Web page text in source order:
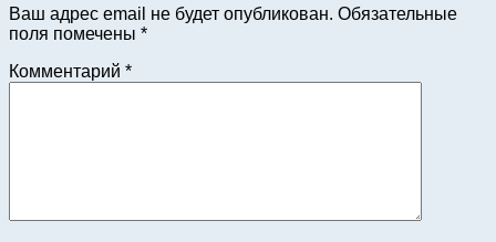
Ваш адрес email не будет опубликован. Обязательные
поля помечены *
Комментарий *